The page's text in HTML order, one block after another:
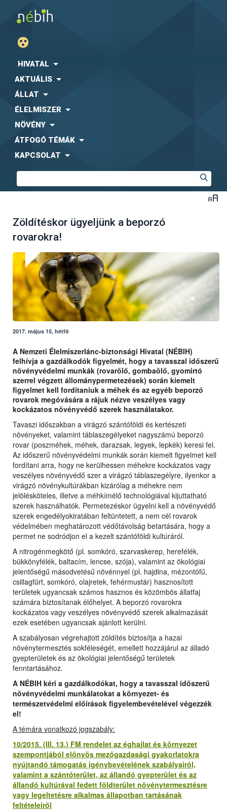
HIVATAL
AKTUÁLIS
ÁLLAT
ÉLELMISZER
NÖVÉNY
ÁTFOGÓ TÉMÁK
KAPCSOLAT
Zöldítéskor ügyeljünk a beporzó
rovarokra!
2017. május 15, hétfő
A Nemzeti Élelmiszerlánc-biztonsági Hivatal (NÉBIH)
felhívja a gazdálkodók figyelmét, hogy a tavasszal időszerű
növényvédelmi munkák (rovarölő, gombaölő, gyomirtó
szerrel végzett állománypermetezések) során kiemelt
figyelmet kell fordítaniuk a méhek és az egyéb beporzó
rovarok megóvására a rájuk nézve veszélyes vagy
kockázatos növényvédő szerek használatakor.
Tavaszi időszakban a virágzó szántóföldi és kertészeti
növényeket, valamint táblaszegélyeket nagyszámú beporzó
rovar (poszméhek, méhek, darazsak, legyek, lepkék) keresi fel.
Az időszerű növényvédelmi munkák során kiemelt figyelmet kell
fordítani arra, hogy ne kerülhessen méhekre kockázatos vagy
veszélyes növényvédő szer a virágzó táblaszegélyre, ilyenkor a
virágzó növénykultúrákban kizárólag a méhekre nem
jelölésköteles, illetve a méhkímélő technológiával kijuttatható
szerek használhatók. Permetezéskor ügyelni kell a növényvédő
szerek engedélyokiratában feltüntetett, a nem cél rovarok
védelmében meghatározott védőtávolság betartására, hogy a
permet ne sodródjon el a kezelt szántóföldi kultúráról.
A nitrogénmegkötő (pl. somkóró, szarvaskerep, herefélék,
bükkönyfélék, baltacím, lencse, szója), valamint az ökológiai
jelentőségű másodvetésű növénnyel (pl. hajdina, mézontófű,
csillagfürt, somkóró, olajretek, fehérmustár) hasznosított
területek ugyancsak számos hasznos és közömbös állatfaj
számára biztosítanak élőhelyet. A beporzó rovarokra
kockázatos vagy veszélyes növényvédő szerek alkalmazását
ezek esetében ugyancsak ajánlott kerülni.
A szabályosan végrehajtott zöldítés biztosítja a hazai
növénytermesztés sokféleségét, emellett hozzájárul az álladó
gyepterületek és az ökológiai jelentőségű területek
fenntartásához.
A NÉBIH kéri a gazdálkodókat, hogy a tavasszal időszerű
növényvédelmi munkálatokat a környezet- és
természetvédelmi előírások figyelembevételével végezzék
el!
A témára vonatkozó jogszabály:
10/2015. (III. 13.) FM rendelet az éghajlat és környezet
szempontjából előnyös mezőgazdasági gyakorlatokra
nyújtandó támogatás igénybevételének szabályairól,
valamint a szántóterület, az állandó gyepterület és az
állandó kultúrával fedett földterület növénytermesztésre
vagy legeltetésre alkalmas állapotban tartásának
feltételeiről